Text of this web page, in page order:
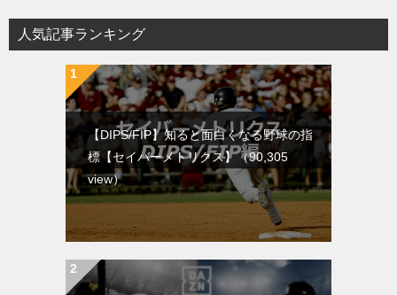
人気記事ランキング
【DIPS/FIP】知ると面白くなる野球の指
標【セイバーメトリクス】（90,305
view）